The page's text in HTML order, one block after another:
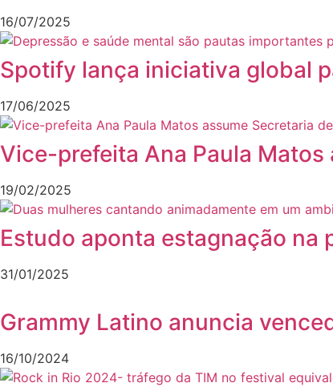
16/07/2025
Spotify lança iniciativa global
17/06/2025
Vice-prefeita Ana Paula
19/02/2025
Estudo aponta estagnação na
31/01/2025
Grammy Latino anuncia
16/10/2024